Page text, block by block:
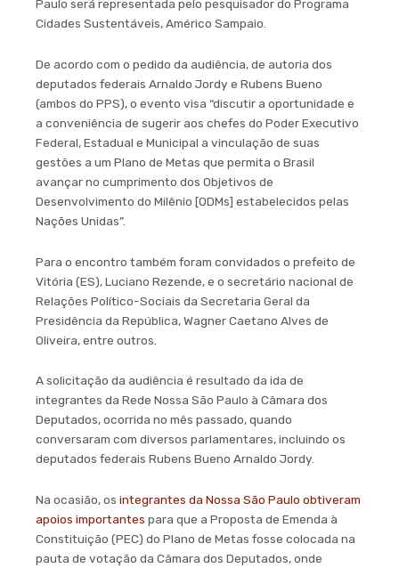
Paulo será representada pelo pesquisador do Programa
Cidades Sustentáveis, Américo Sampaio.
De acordo com o pedido da audiência, de autoria dos
deputados federais Arnaldo Jordy e Rubens Bueno
(ambos do PPS), o evento visa “discutir a oportunidade e
a conveniência de sugerir aos chefes do Poder Executivo
Federal, Estadual e Municipal a vinculação de suas
gestões a um Plano de Metas que permita o Brasil
avançar no cumprimento dos Objetivos de
Desenvolvimento do Milênio [ODMs] estabelecidos pelas
Nações Unidas”.
Para o encontro também foram convidados o prefeito de
Vitória (ES), Luciano Rezende, e o secretário nacional de
Relações Político-Sociais da Secretaria Geral da
Presidência da República, Wagner Caetano Alves de
Oliveira, entre outros.
A solicitação da audiência é resultado da ida de
integrantes da Rede Nossa São Paulo à Câmara dos
Deputados, ocorrida no mês passado, quando
conversaram com diversos parlamentares, incluindo os
deputados federais Rubens Bueno Arnaldo Jordy.
Na ocasião, os integrantes da Nossa São Paulo obtiveram
apoios importantes para que a Proposta de Emenda à
Constituição (PEC) do Plano de Metas fosse colocada na
pauta de votação da Câmara dos Deputados, onde